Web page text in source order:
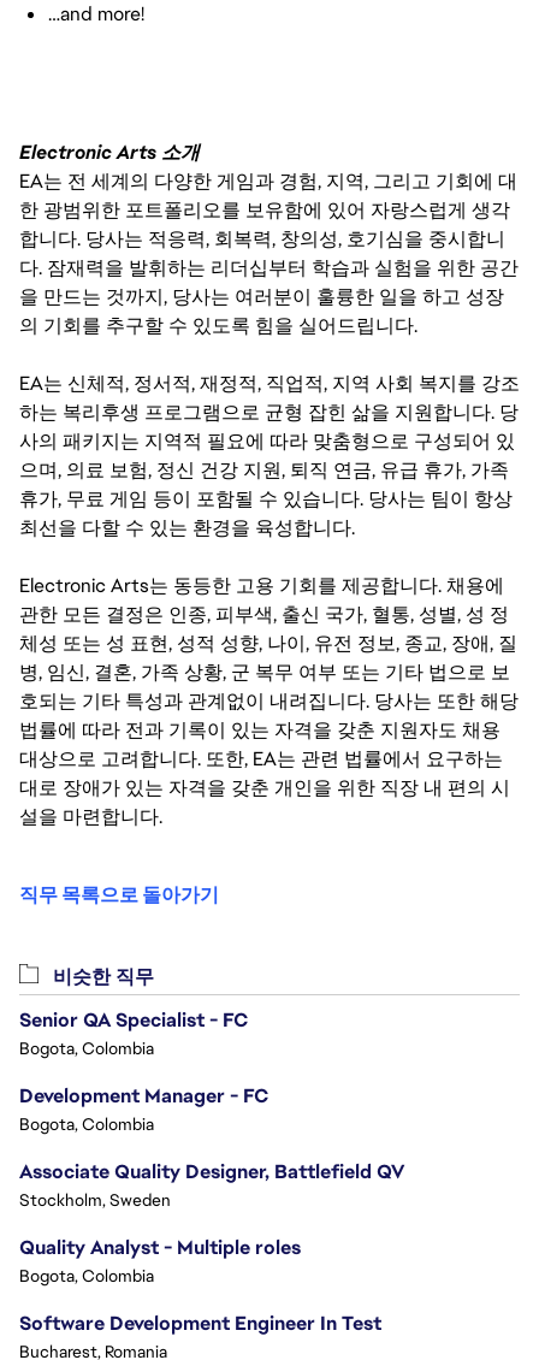
…and more!
Electronic Arts 소개
EA는 전 세계의 다양한 게임과 경험, 지역, 그리고 기회에 대
한 광범위한 포트폴리오를 보유함에 있어 자랑스럽게 생각
합니다. 당사는 적응력, 회복력, 창의성, 호기심을 중시합니
다. 잠재력을 발휘하는 리더십부터 학습과 실험을 위한 공간
을 만드는 것까지, 당사는 여러분이 훌륭한 일을 하고 성장
의 기회를 추구할 수 있도록 힘을 실어드립니다.
EA는 신체적, 정서적, 재정적, 직업적, 지역 사회 복지를 강조
하는 복리후생 프로그램으로 균형 잡힌 삶을 지원합니다. 당
사의 패키지는 지역적 필요에 따라 맞춤형으로 구성되어 있
으며, 의료 보험, 정신 건강 지원, 퇴직 연금, 유급 휴가, 가족
휴가, 무료 게임 등이 포함될 수 있습니다. 당사는 팀이 항상
최선을 다할 수 있는 환경을 육성합니다.
Electronic Arts는 동등한 고용 기회를 제공합니다. 채용에
관한 모든 결정은 인종, 피부색, 출신 국가, 혈통, 성별, 성 정
체성 또는 성 표현, 성적 성향, 나이, 유전 정보, 종교, 장애, 질
병, 임신, 결혼, 가족 상황, 군 복무 여부 또는 기타 법으로 보
호되는 기타 특성과 관계없이 내려집니다. 당사는 또한 해당
법률에 따라 전과 기록이 있는 자격을 갖춘 지원자도 채용
대상으로 고려합니다. 또한, EA는 관련 법률에서 요구하는
대로 장애가 있는 자격을 갖춘 개인을 위한 직장 내 편의 시
설을 마련합니다.
직무 목록으로 돌아가기
비슷한 직무
Senior QA Specialist - FC
Bogota, Colombia
Development Manager - FC
Bogota, Colombia
Associate Quality Designer, Battlefield QV
Stockholm, Sweden
Quality Analyst - Multiple roles
Bogota, Colombia
Software Development Engineer In Test
Bucharest, Romania